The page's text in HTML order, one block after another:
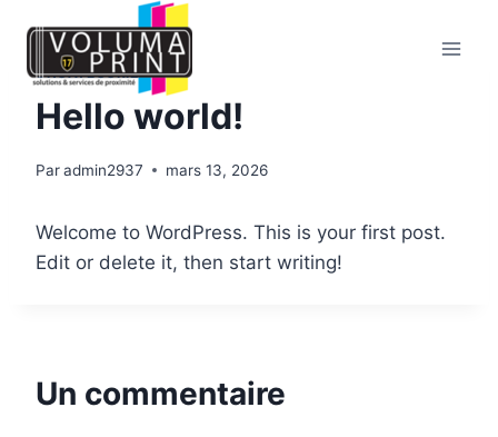
contenuUNCATEGORIZED
Hello world!
Paradmin2937 mars 13, 2026
Welcome to WordPress. This is your first post.
Edit or delete it, then start writing!
Un commentaire